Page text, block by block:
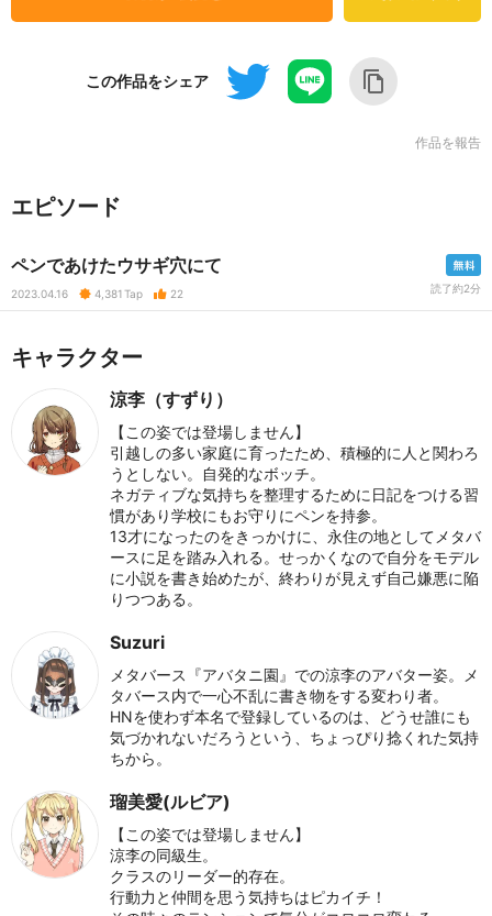
この作品をシェア
作品を報告
エピソード
ペンであけたウサギ穴にて
2023.04.16 4,381Tap 22 読了約2分
キャラクター
涼李（すずり）
【この姿では登場しません】
引越しの多い家庭に育ったため、積極的に人と関わろ
うとしない。自発的なボッチ。
ネガティブな気持ちを整理するために日記をつける習
慣があり学校にもお守りにペンを持参。
13才になったのをきっかけに、永住の地としてメタバ
ースに足を踏み入れる。せっかくなので自分をモデル
に小説を書き始めたが、終わりが見えず自己嫌悪に陥
りつつある。
Suzuri
メタバース『アバタニ園』での涼李のアバター姿。メ
タバース内で一心不乱に書き物をする変わり者。
HNを使わず本名で登録しているのは、どうせ誰にも
気づかれないだろうという、ちょっぴり捻くれた気持
ちから。
瑠美愛(ルビア)
【この姿では登場しません】
涼李の同級生。
クラスのリーダー的存在。
行動力と仲間を思う気持ちはピカイチ！